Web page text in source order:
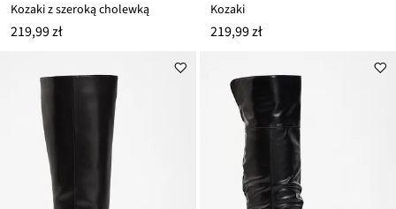
Kozaki z szeroką cholewką
219,99 zł
Kozaki
219,99 zł